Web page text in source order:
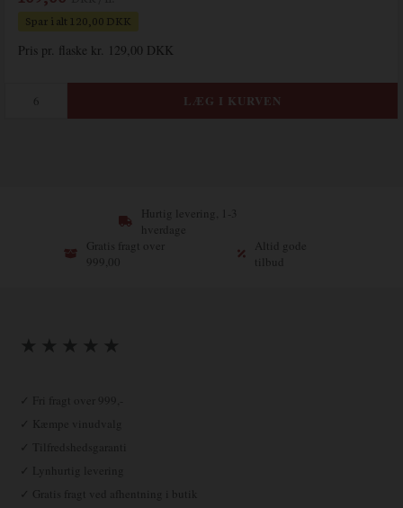
Spar i alt 120,00 DKK
Pris pr. flaske kr. 129,00 DKK
Hurtig levering, 1-3
hverdage
Gratis fragt over
999,00
Altid gode
tilbud
★ ★ ★ ★ ★
✓ Fri fragt over 999,-
✓ Kæmpe vinudvalg
✓ Tilfredshedsgaranti
✓ Lynhurtig levering
✓ Gratis fragt ved afhentning i butik